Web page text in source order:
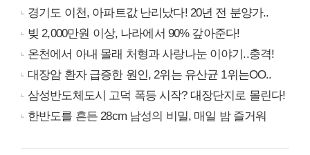
경기도 이천, 아파트값 난리났다! 20년 전 분양가..
빚 2,000만원 이상, 나라에서 90% 갚아준다!
온천에서 아내 몰래 처형과 사랑나눈 이야기..충격!
대장암 환자 급증한 원인, 2위는 유산균 1위는OO..
삼성반도체도시 고덕 폭등 시작? 대장단지로 몰린다!
한반도를 흔든 28cm 남성의 비밀, 매일 밤 즐거워